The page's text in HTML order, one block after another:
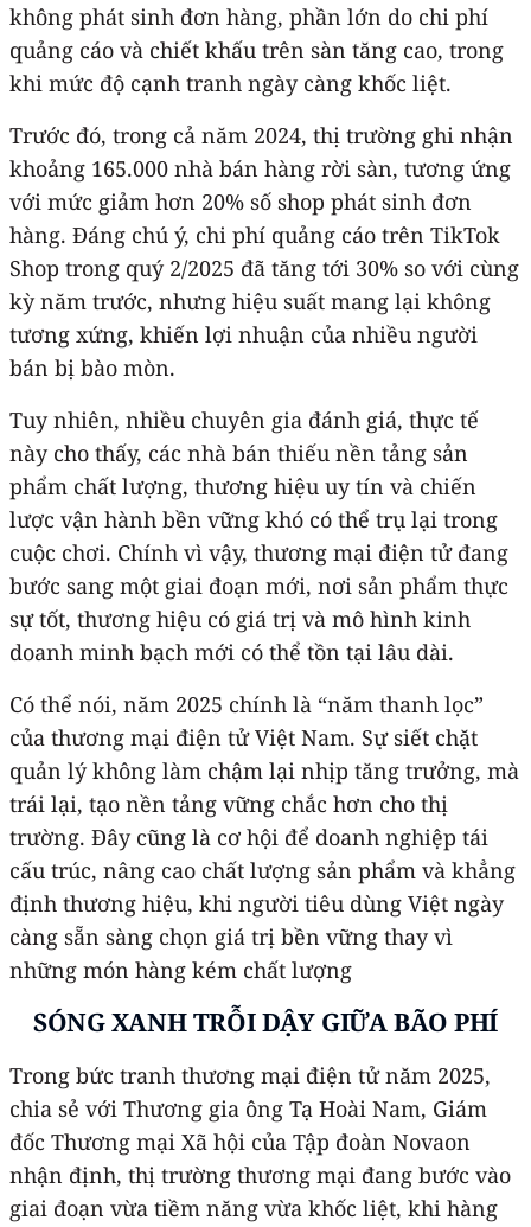
không phát sinh đơn hàng, phần lớn do chi phí
quảng cáo và chiết khấu trên sàn tăng cao, trong
khi mức độ cạnh tranh ngày càng khốc liệt.
Trước đó, trong cả năm 2024, thị trường ghi nhận
khoảng 165.000 nhà bán hàng rời sàn, tương ứng
với mức giảm hơn 20% số shop phát sinh đơn
hàng. Đáng chú ý, chi phí quảng cáo trên TikTok
Shop trong quý 2/2025 đã tăng tới 30% so với cùng
kỳ năm trước, nhưng hiệu suất mang lại không
tương xứng, khiến lợi nhuận của nhiều người
bán bị bào mòn.
Tuy nhiên, nhiều chuyên gia đánh giá, thực tế
này cho thấy, các nhà bán thiếu nền tảng sản
phẩm chất lượng, thương hiệu uy tín và chiến
lược vận hành bền vững khó có thể trụ lại trong
cuộc chơi. Chính vì vậy, thương mại điện tử đang
bước sang một giai đoạn mới, nơi sản phẩm thực
sự tốt, thương hiệu có giá trị và mô hình kinh
doanh minh bạch mới có thể tồn tại lâu dài.
Có thể nói, năm 2025 chính là “năm thanh lọc”
của thương mại điện tử Việt Nam. Sự siết chặt
quản lý không làm chậm lại nhịp tăng trưởng, mà
trái lại, tạo nền tảng vững chắc hơn cho thị
trường. Đây cũng là cơ hội để doanh nghiệp tái
cấu trúc, nâng cao chất lượng sản phẩm và khẳng
định thương hiệu, khi người tiêu dùng Việt ngày
càng sẵn sàng chọn giá trị bền vững thay vì
những món hàng kém chất lượng
SÓNG XANH TRỖI DẬY GIỮA BÃO PHÍ
Trong bức tranh thương mại điện tử năm 2025,
chia sẻ với Thương gia ông Tạ Hoài Nam, Giám
đốc Thương mại Xã hội của Tập đoàn Novaon
nhận định, thị trường thương mại đang bước vào
giai đoạn vừa tiềm năng vừa khốc liệt, khi hàng